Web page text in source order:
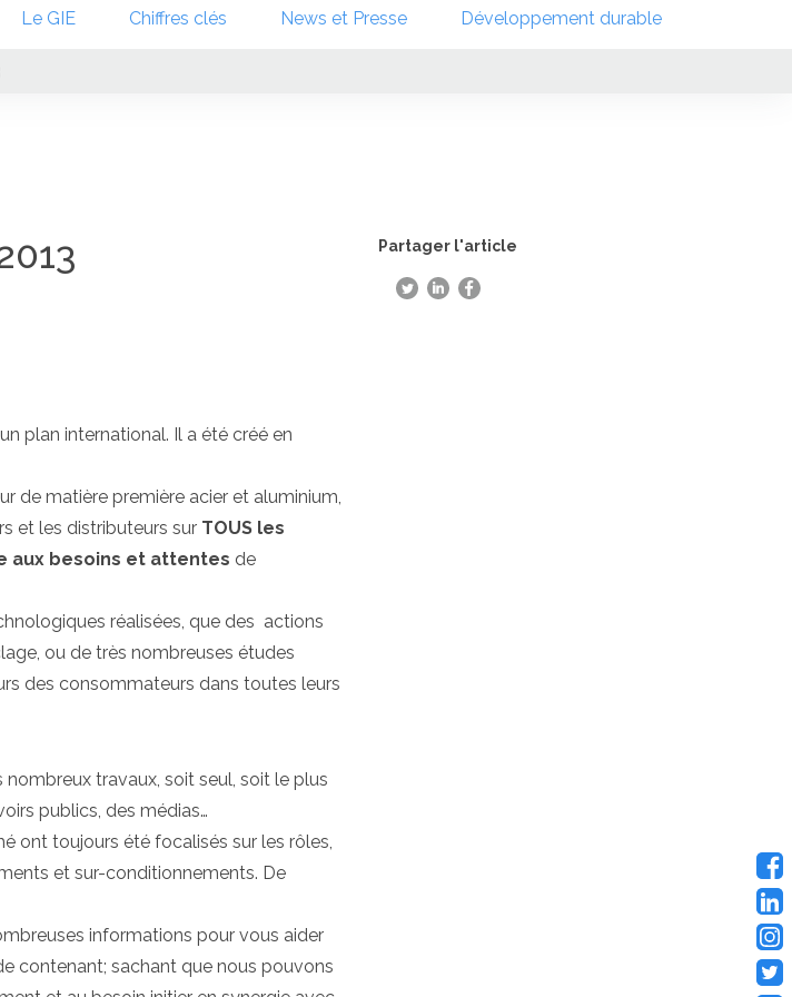
Le GIE Chiffres clés News et Presse Développement durable
plan international. Il a été créé en
de matière première acier et aluminium,
et les distributeurs sur TOUS les
aux besoins et attentes de
réalisées, que des actions
ou de très nombreuses études
des consommateurs dans toutes leurs
travaux, soit seul, soit le plus
publics, des médias…
ont toujours été focalisés sur les rôles,
et sur-conditionnements. De
informations pour vous aider
contenant; sachant que nous pouvons
Partager l'article